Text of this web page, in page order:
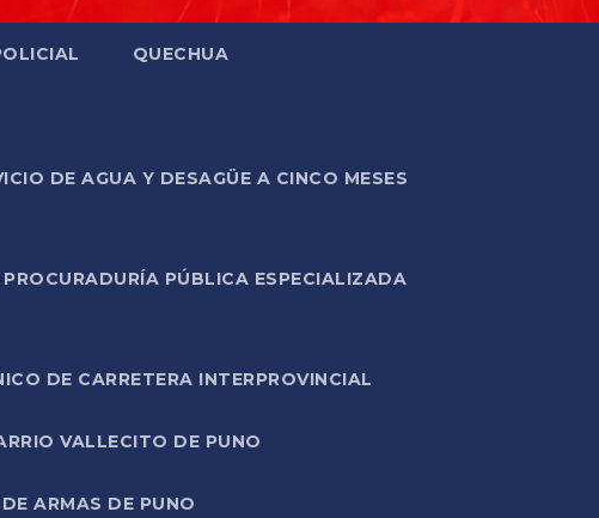
QUECHUA
DE AGUA Y DESAGÜE A CINCO MESES
PÚBLICA ESPECIALIZADA
DE CARRETERA INTERPROVINCIAL
VALLECITO DE PUNO
ARMAS DE PUNO